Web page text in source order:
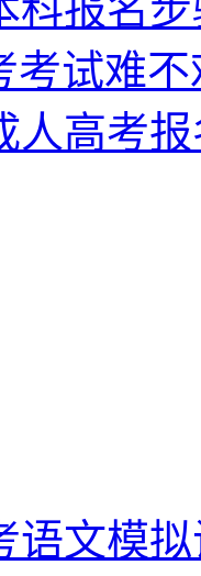
科报名
考试难
人高考
语文模